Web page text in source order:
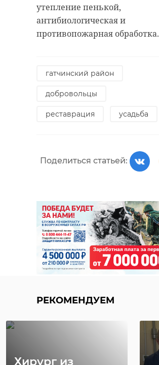
утепление пенькой,
антибиологическая и
противопожарная обработка.
гатчинский район
добровольцы
реставрация усадьба
Поделиться статьей:
РЕКОМЕНДУЕМ
Хирург из